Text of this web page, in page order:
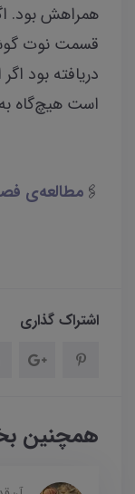
همراهش بود.
قسمت نوت
دریافته بود اگر
است هیچ‌گاه به
🖇 مطالعه‌ی
اشتراک گذاری
همچنین